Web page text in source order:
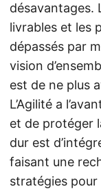
désavantages.
livrables et les
dépassés par
vision
est de ne plus
L’Agilité a
et de protéger
dur est
faisant une
stratégies